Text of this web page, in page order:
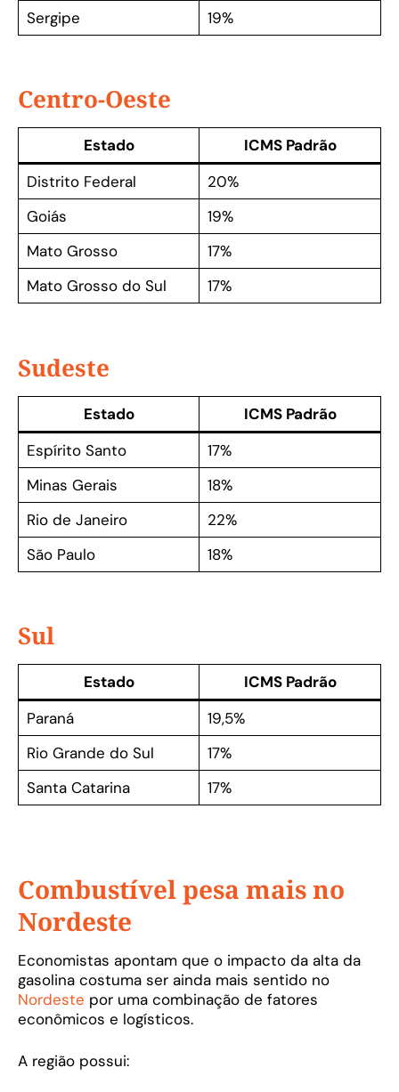
Sergipe
19%
Centro-Oeste
Estado
ICMS Padrão
Distrito Federal
20%
Goiás
19%
Mato Grosso
17%
Mato Grosso do Sul
17%
Sudeste
Estado
ICMS Padrão
Espírito Santo
17%
Minas Gerais
18%
Rio de Janeiro
22%
São Paulo
18%
Sul
Estado
ICMS Padrão
Paraná
19,5%
Rio Grande do Sul
17%
Santa Catarina
17%
Combustível pesa mais no
Nordeste
Economistas apontam que o impacto da alta da
gasolina costuma ser ainda mais sentido no
Nordeste por uma combinação de fatores
econômicos e logísticos.
A região possui: